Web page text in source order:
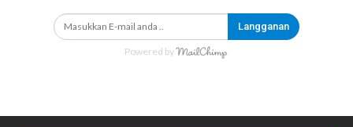
Langganan
Powered by